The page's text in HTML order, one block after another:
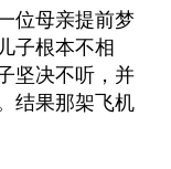
位母亲提前梦
子根本不相
坚决不听，并
结果那架飞机